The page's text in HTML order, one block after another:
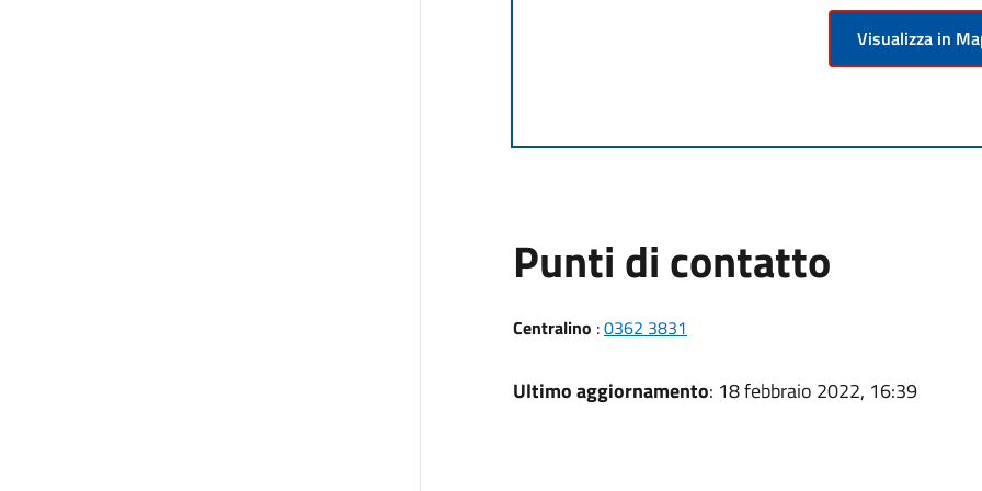
Visualizza in
Punti di contatto
Centralino :0362 3831
Ultimo aggiornamento: 18 febbraio 2022, 16:39